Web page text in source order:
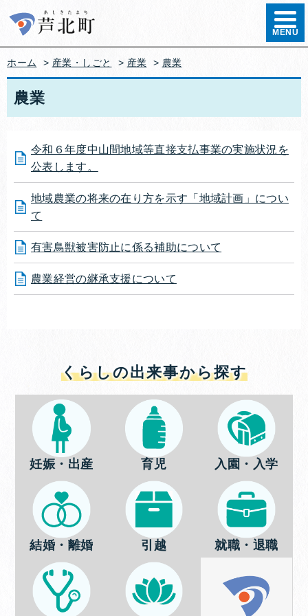
ハンバ
MENU
ホーム > 産業・しごと > 産業 > 農業
農業
令和６年度中山間地域等直接支払事業の実施状況を
公表します。
地域農業の将来の在り方を示す「地域計画」につい
て
有害鳥獣被害防止に係る補助について
農業経営の継承支援について
くらしの出来事から探す
妊娠・出産 育児 入園・入学
結婚・離婚 引越 就職・退職